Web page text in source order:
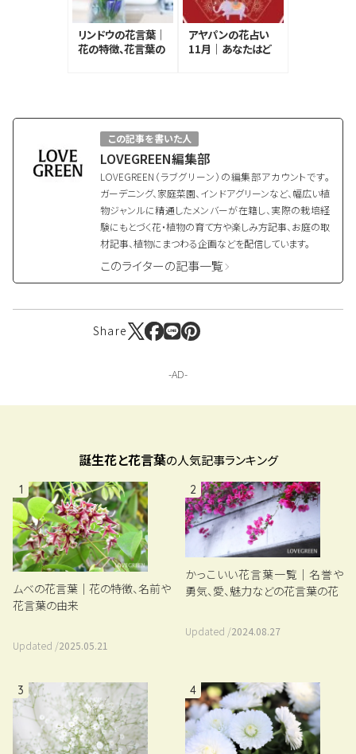
リンドウの花言葉｜
花の特徴、花言葉の
アヤパンの花占い
11月｜あなたはど
この記事を書いた人
LOVEGREEN編集部
LOVEGREEN（ラブグリーン）の編集部アカウントです。
ガーデニング、家庭菜園、インドアグリーンなど、幅広い植
物ジャンルに精通したメンバーが在籍し、実際の栽培経
験にもとづく花・植物の育て方や楽しみ方記事、お庭の取
材記事、植物にまつわる企画などを配信しています。
このライターの記事一覧
Share
誕生花と花言葉の人気記事ランキング
1
ムベの花言葉｜花の特徴、名前や
花言葉の由来
Updated /2025.05.21
2
かっこいい花言葉一覧｜名誉や
勇気、愛、魅力などの花言葉の花
Updated /2024.08.27
3 4